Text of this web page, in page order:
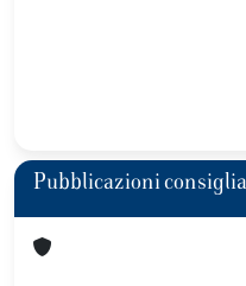
Pubblicazioni